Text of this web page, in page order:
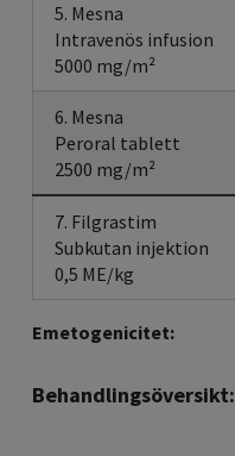
5. Mesna
Intravenös infusion
5000 mg/m²
6. Mesna
Peroral tablett
2500 mg/m²
7. Filgrastim
Subkutan injektion
0,5 ME/kg
Emetogenicitet:
Behandlingsöversikt: